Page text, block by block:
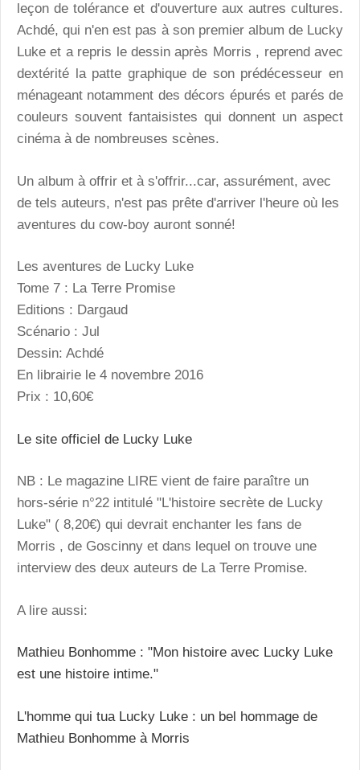
leçon de tolérance et d'ouverture aux autres cultures.
Achdé, qui n'en est pas à son premier album de Lucky
Luke et a repris le dessin après Morris , reprend avec
dextérité la patte graphique de son prédécesseur en
ménageant notamment des décors épurés et parés de
couleurs souvent fantaisistes qui donnent un aspect
cinéma à de nombreuses scènes.
Un album à offrir et à s'offrir...car, assurément, avec
de tels auteurs, n'est pas prête d'arriver l'heure où les
aventures du cow-boy auront sonné!
Les aventures de Lucky Luke
Tome 7 : La Terre Promise
Editions : Dargaud
Scénario : Jul
Dessin: Achdé
En librairie le 4 novembre 2016
Prix : 10,60€
Le site officiel de Lucky Luke
NB : Le magazine LIRE vient de faire paraître un
hors-série n°22 intitulé "L'histoire secrète de Lucky
Luke" ( 8,20€) qui devrait enchanter les fans de
Morris , de Goscinny et dans lequel on trouve une
interview des deux auteurs de La Terre Promise.
A lire aussi:
Mathieu Bonhomme : "Mon histoire avec Lucky Luke
est une histoire intime."
L'homme qui tua Lucky Luke : un bel hommage de
Mathieu Bonhomme à Morris